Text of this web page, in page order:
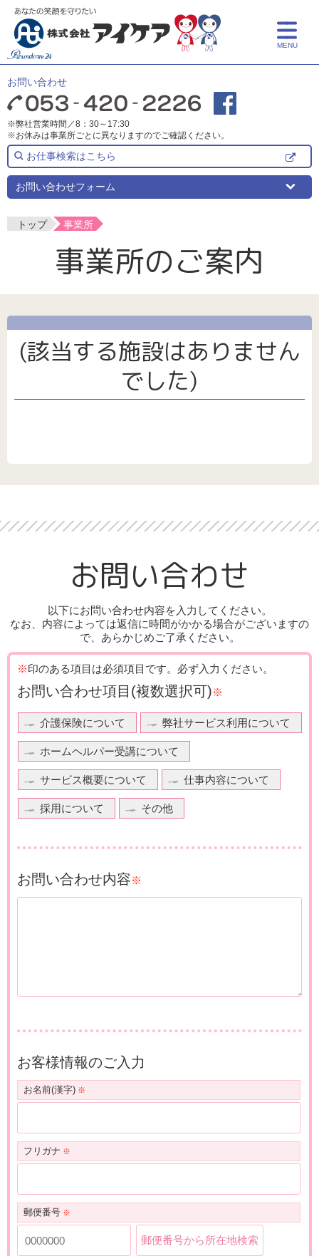
MENU
介護についての学び
介護保険外サービス全般
事業所検索
新卒採用
よくある質問
お仕事検索はこちら
お問い合わせフォーム
お問い合わせ
※弊社営業時間／8：30～17:30
※お休みは事業所ごとに異なりますのでご確認ください。
トップ 事業所
事業所のご案内
(該当する施設はありません
でした)
お問い合わせ
以下にお問い合わせ内容を入力してください。
なお、内容によっては返信に時間がかかる場合がございますの
で、あらかじめご了承ください。
※印のある項目は必須項目です。 必ず入力ください。
お問い合わせ項目 (複数選択可)※
介護保険について 弊社サービス利用について
ホームヘルパー受講について
サービス概要について 仕事内容について
採用について その他
お問い合わせ内容※
お客様情報のご入力
お名前(漢字)
フリガナ
郵便番号
郵便番号から所在地検索